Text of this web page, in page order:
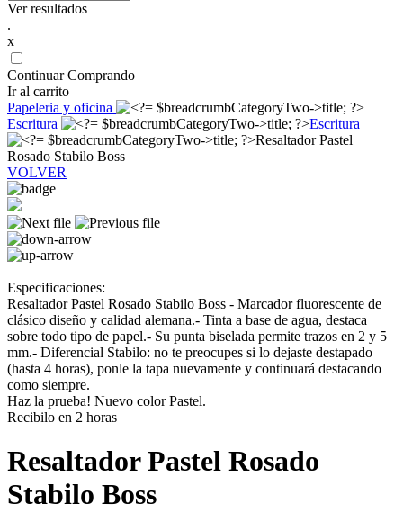
Ver resultados
.
x
Continuar Comprando
Ir al carrito
Papeleria y oficina
Escritura
Escritura
Resaltador Pastel
Rosado Stabilo Boss
VOLVER
Especificaciones:
Resaltador Pastel Rosado Stabilo Boss - Marcador fluorescente de
clásico diseño y calidad alemana.- Tinta a base de agua, destaca
sobre todo tipo de papel.- Su punta biselada permite trazos en 2 y 5
mm.- Diferencial Stabilo: no te preocupes si lo dejaste destapado
(hasta 4 horas), ponle la tapa nuevamente y continuará destacando
como siempre.
Haz la prueba! Nuevo color Pastel.
Recibilo en 2 horas
Resaltador Pastel Rosado
Stabilo Boss